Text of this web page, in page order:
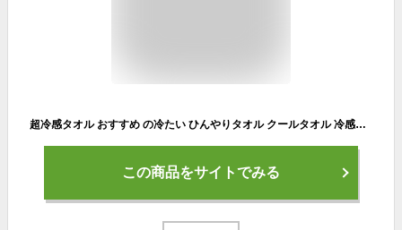
超冷感タオル おすすめ の冷たい ひんやりタオル クールタオル 冷感マスク 作れる 熱中症対策 グッズ 冷却 タオルUVカット 日焼け防止 マフラータオル 冷えるタオル 大人 キッズ 建設業 農作業 ランニング ウォーキング スポーツにもオススメ【meru】
この商品をサイトでみる